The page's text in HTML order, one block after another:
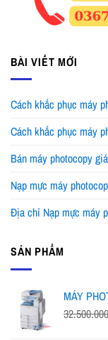
BÀI VIẾT MỚI
Cách khắc phục máy
Cách khắc phục máy
Bán máy photocopy
Nạp mực máy
Địa chỉ Nạp mực máy
SẢN PHẨM
MÁY